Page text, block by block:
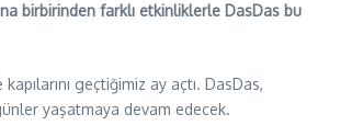
birbirinden farklı etkinliklerle DasDas bu
geçtiğimiz ay açtı. DasDas,
yaşatmaya devam edecek.